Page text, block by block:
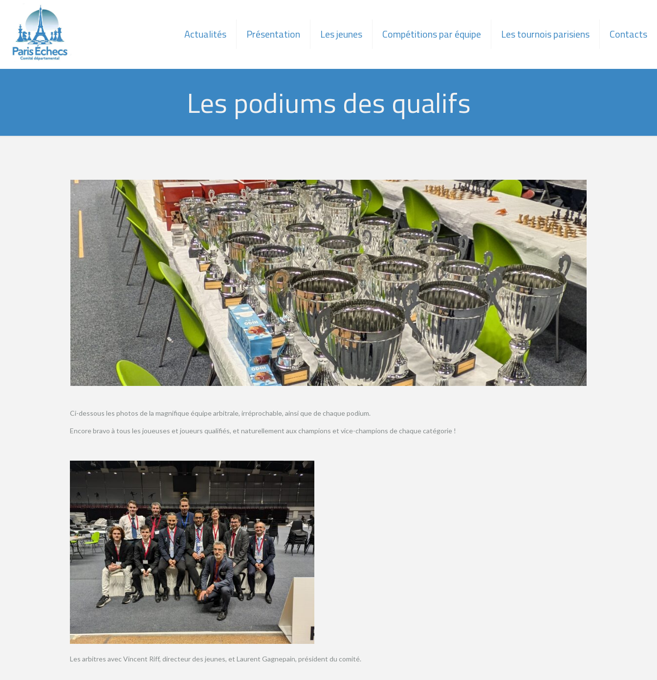
Actualités Présentation Les jeunes Compétitions par équipe Les tournois parisiens Contacts
Les podiums des qualifs
Ci-dessous les photos de la magnifique équipe arbitrale, irréprochable, ainsi que de chaque podium.
Encore bravo à tous les joueuses et joueurs qualifiés, et naturellement aux champions et vice-champions de chaque catégorie !
Les arbitres avec Vincent Riff, directeur des jeunes, et Laurent Gagnepain, président du comité.